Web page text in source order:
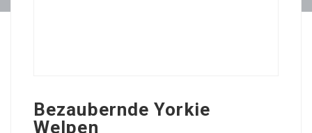
Bezaubernde Yorkie
Welpen